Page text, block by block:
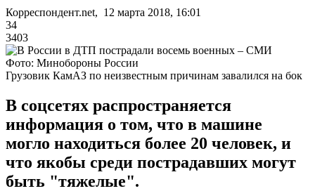
Корреспондент.net, 12 марта 2018, 16:01
34
3403
Фото: Минобороны России
Грузовик КамАЗ по неизвестным причинам завалился на бок
В соцсетях распространяется
информация о том, что в машине
могло находиться более 20 человек, и
что якобы среди пострадавших могут
быть "тяжелые".